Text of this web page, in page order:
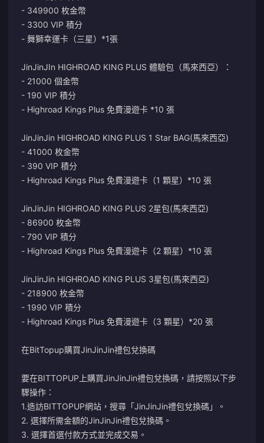
- 349900 枚金幣
- 3300 VIP 積分
- 舞獅幸運卡（三星）*1張
JinJinJIn HIGHROAD KING PLUS 體驗包（馬來西亞）：
- 21000 個金幣
- 190 VIP 積分
- Highroad Kings Plus 免費漫遊卡 *10 張
JinJinJin HIGHROAD KING PLUS 1 Star BAG(馬來西亞)
- 41000 枚金幣
- 390 VIP 積分
- Highroad Kings Plus 免費漫遊卡（1 顆星）*10 張
JinJinJin HIGHROAD KING PLUS 2星包(馬來西亞)
- 86900 枚金幣
- 790 VIP 積分
- Highroad Kings Plus 免費漫遊卡（2 顆星）*10 張
JinJinJin HIGHROAD KING PLUS 3星包(馬來西亞)
- 218900 枚金幣
- 1990 VIP 積分
- Highroad Kings Plus 免費漫遊卡（3 顆星）*20 張
在BitTopup購買JinJinJin禮包兌換碼
要在BITTOPUP上購買JinJinJin禮包兌換碼，請按照以下步
驟操作：
1.造訪BITTOPUP網站，搜尋「JinJinJin禮包兌換碼」。
2. 選擇所需金額的JinJinJin禮包兌換碼。
3. 選擇首選付款方式並完成交易。